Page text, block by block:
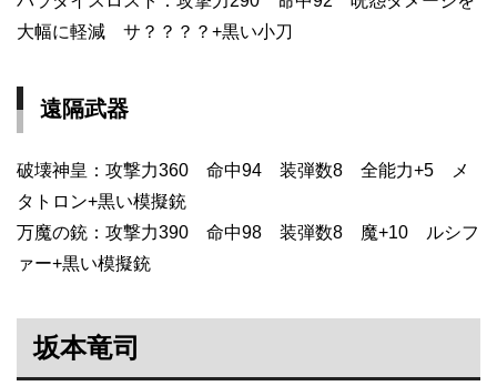
大幅に軽減 サ？？？？+黒い小刀
遠隔武器
破壊神皇：攻撃力360 命中94 装弾数8 全能力+5 メ
タトロン+黒い模擬銃
万魔の銃：攻撃力390 命中98 装弾数8 魔+10 ルシフ
ァー+黒い模擬銃
坂本竜司